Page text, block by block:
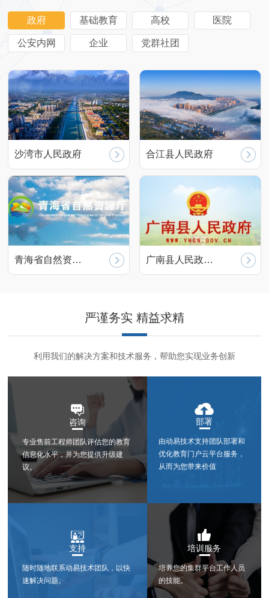
政府 基础教育 高校 医院
公安内网 企业 党群社团
沙湾市人民政府 合江县人民政府
青海省自然资… 广南县人民政…
严谨务实 精益求精
利用我们的解决方案和技术服务，帮助您实现业务创新
咨询
专业售前工程师团队评估您的教育
信息化水平，并为您提供升级建
议。
部署
由动易技术支持团队部署和
优化教育门户云平台服务，
从而为您带来价值
支持
随时随地联系动易技术团队，以快
速解决问题。
培训服务
培养您的集群平台工作人员
的技能。